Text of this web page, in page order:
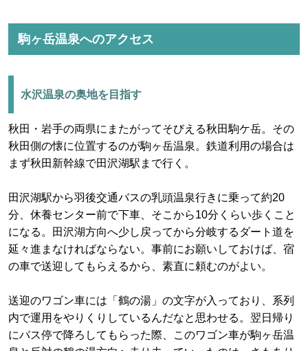
駒ヶ岳温泉へのアクセス
水沢温泉の奥地を目指す
秋田・岩手の両県にまたがってそびえる秋田駒ケ岳。その
秋田側の懐に位置するのが駒ヶ岳温泉。鉄道利用の場合は
まず秋田新幹線で田沢湖駅まで行く。
田沢湖駅から羽後交通バスの乳頭温泉行きに乗って約20
分、休養センター前で下車、そこから10分くらい歩くこと
になる。田沢湖方向へ少し戻ってから分岐するダート道を
延々進まなければならない。事前にお願いしておけば、宿
の車で送迎してもらえるから、素直に頼むのがよい。
送迎のワゴン車には「鶴の湯」の文字が入っており、系列
内で運用をやりくりしているんだなと思わせる。翌日帰り
にバス停で降ろしてもらった際、このワゴン車が駒ヶ岳温